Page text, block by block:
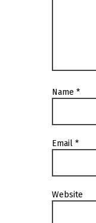
Name *
Email *
Website